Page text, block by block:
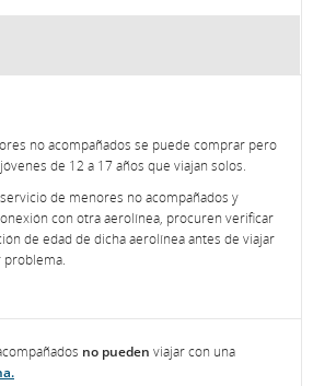
no acompañados se puede comprar pero
de 12 a 17 años que viajan solos.
de menores no acompañados y
con otra aerolínea, procuren verificar
de edad de dicha aerolínea antes de viajar
problema.
no pueden viajar con una